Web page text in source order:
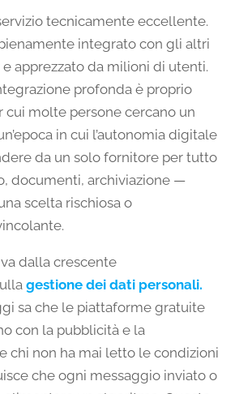
tecnicamente eccellente.
integrato con gli altri
apprezzato da milioni di utenti.
profonda è proprio
cui molte persone cercano un
in cui l’autonomia digitale
da un solo fornitore per tutto
documenti, archiviazione —
scelta rischiosa o
dalla crescente
gestione dei dati personali.
sa che le piattaforme gratuite
con la pubblicità e la
chi non ha mai letto le condizioni
che ogni messaggio inviato o